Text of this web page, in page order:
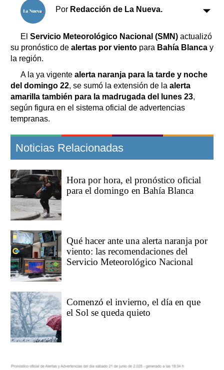
Clasificados
Horóscopo
Suplementos
Servicios
Farmacias
Loterías
Datos Útiles
Fúnebres
Por Redacción de La Nueva.
El Servicio Meteorológico Nacional (SMN) actualizó
su pronóstico de alertas por viento para Bahía Blanca y
la región.
A la ya vigente alerta naranja para la tarde y noche
del domingo 22, se sumó la extensión de la alerta
amarilla también para la madrugada del lunes 23,
según figura en el sistema oficial de advertencias
tempranas.
Noticias Relacionadas
Hora por hora, el pronóstico oficial
para el domingo en Bahía Blanca
Qué hacer ante una alerta naranja por
viento: las recomendaciones del
Servicio Meteorológico Nacional
Comenzó el invierno, el día en que
el Sol se queda quieto